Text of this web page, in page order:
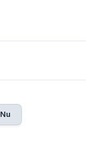
Nu